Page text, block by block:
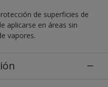
de superficies de
aplicarse en áreas sin
vapores.